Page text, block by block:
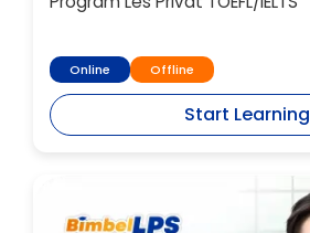
Online Offline
Start Learning